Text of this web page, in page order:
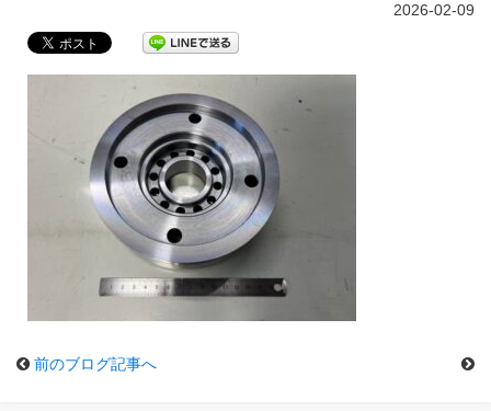
2026-02-09
前のブログ記事へ